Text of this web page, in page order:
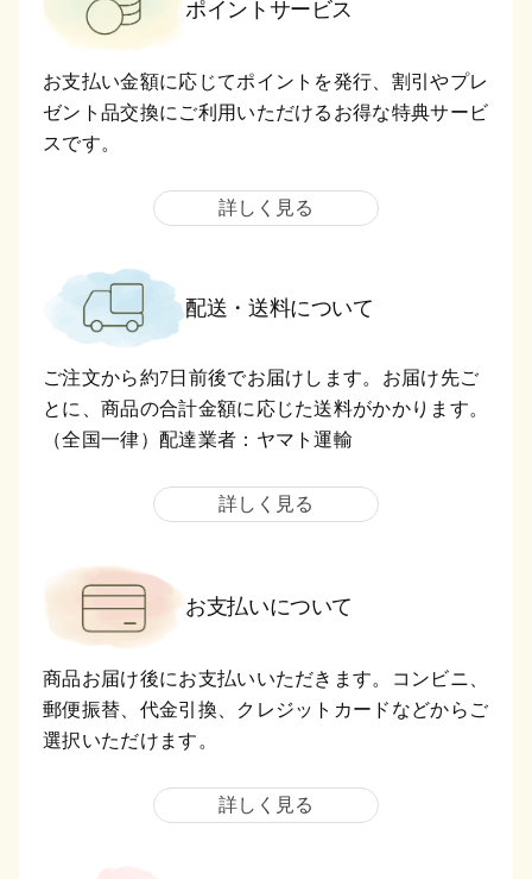
ポイントサービス
お支払い金額に応じてポイントを発行、割引やプレ
ゼント品交換にご利用いただけるお得な特典サービ
スです。
詳しく見る
配送・送料について
ご注文から約7日前後でお届けします。お届け先ご
とに、商品の合計金額に応じた送料がかかります。
（全国一律）配達業者：ヤマト運輸
詳しく見る
お支払いについて
商品お届け後にお支払いいただきます。コンビニ、
郵便振替、代金引換、クレジットカードなどからご
選択いただけます。
詳しく見る